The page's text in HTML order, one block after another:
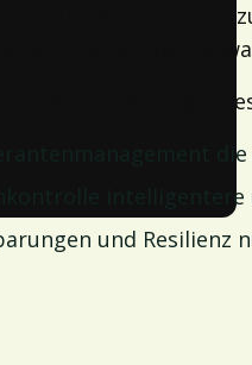
Volatilität
Sie sich über
und Resilienz